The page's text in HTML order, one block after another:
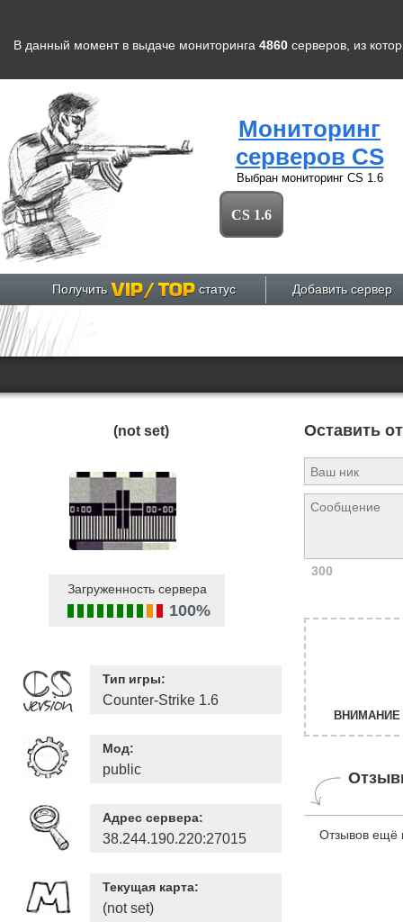
В данный момент в выдаче мониторинга 4860 серверов , из
Мониторинг
серверов CS
Выбран мониторинг CS 1.6
CS 1.6
Получить статус Добавить сервер
(not set)
Загруженность сервера
100%
Тип игры:
Counter-Strike 1.6
Мод:
public
Адрес сервера:
38.244.190.220:27015
Текущая карта:
(not set)
Оставить
300
ВНИМАНИЕ
Отзывов ещё